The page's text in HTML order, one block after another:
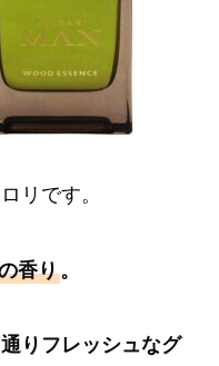
リです。
香り。
りフレッシュなグ